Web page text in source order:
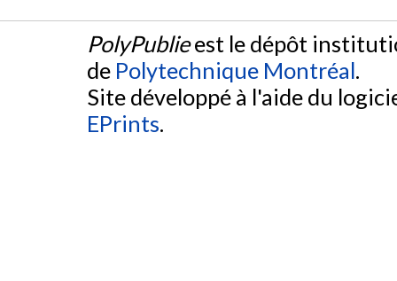
PolyPublieest le dépôt
de Polytechnique Montréal.
Site développé à l'aide du
EPrints.